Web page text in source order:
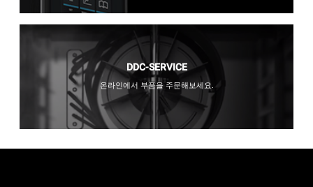
DDC-SERVICE
온라인에서 부품을 주문해보세요.